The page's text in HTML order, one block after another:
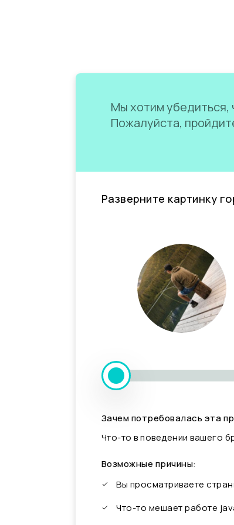
Мы хотим убедиться,
Пожалуйста,
Разверните картинку
Зачем потребовалась эта
Что-то в поведении вашего
Возможные причины:
Вы просматриваете
Что-то мешает работе